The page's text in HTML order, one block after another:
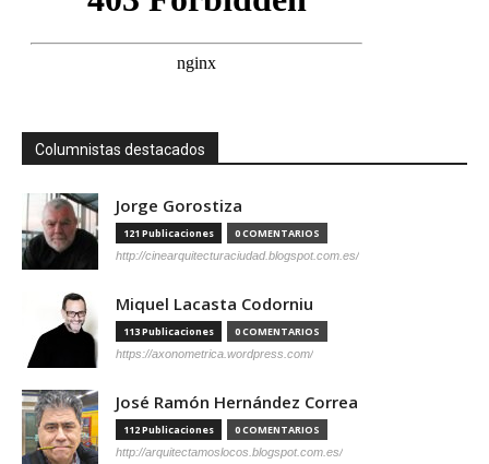
Columnistas destacados
Jorge Gorostiza
121 Publicaciones 0 COMENTARIOS
http://cinearquitecturaciudad.blogspot.com.es/
Miquel Lacasta Codorniu
113 Publicaciones 0 COMENTARIOS
https://axonometrica.wordpress.com/
José Ramón Hernández Correa
112 Publicaciones 0 COMENTARIOS
http://arquitectamoslocos.blogspot.com.es/